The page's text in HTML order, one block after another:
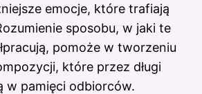
emocje, które trafiają
sposobu, w jaki te
pomoże w tworzeniu
które przez długi
w pamięci odbiorców.